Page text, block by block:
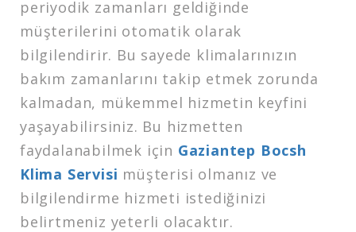
periyodik zamanları geldiğinde
müşterilerini otomatik olarak
bilgilendirir. Bu sayede klimalarınızın
bakım zamanlarını takip etmek zorunda
kalmadan, mükemmel hizmetin keyfini
yaşayabilirsiniz. Bu hizmetten
faydalanabilmek için Gaziantep Bocsh
Klima Servisi müşterisi olmanız ve
bilgilendirme hizmeti istediğinizi
belirtmeniz yeterli olacaktır.